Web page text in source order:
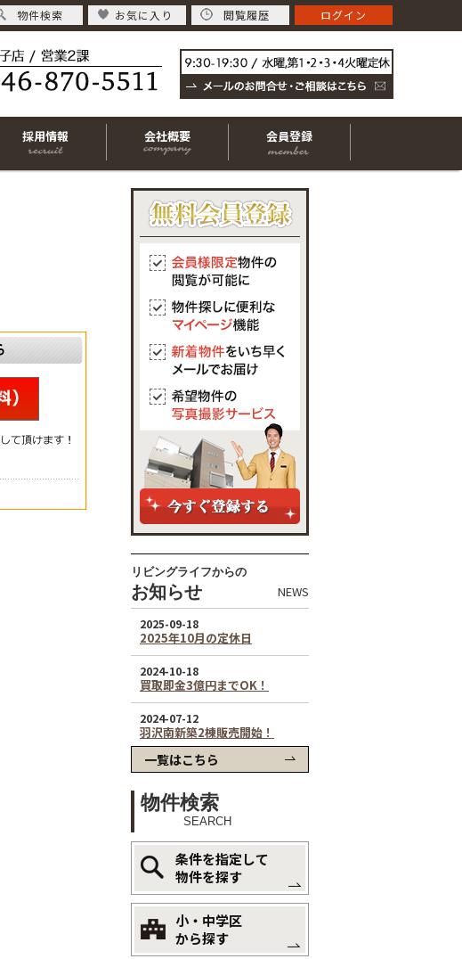
採用情報 会社概要 会員登録
リビングライフからの
お知らせ NEWS
一覧はこちら
物件検索
SEARCH
条件を指定して
物件を探す
小・中学区
から探す
物件検索 お気に入り 閲覧履歴 ログイン